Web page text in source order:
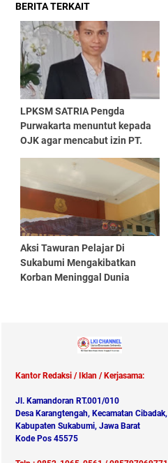
BERITA TERKAIT
LPKSM SATRIA Pengda
Purwakarta menuntut kepada
OJK agar mencabut izin PT.
Aksi Tawuran Pelajar Di
Sukabumi Mengakibatkan
Korban Meninggal Dunia
Kantor Redaksi / Iklan / Kerjasama:
Jl. Kamandoran RT.001/010
Desa Karangtengah, Kecamatan Cibadak,
Kabupaten Sukabumi, Jawa Barat
Kode Pos 45575